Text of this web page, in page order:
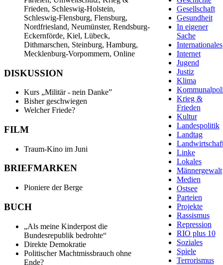
Frieden, Schleswig-Holstein,
Schleswig-Flensburg, Flensburg,
Nordfriesland, Neumünster, Rendsburg-
Eckernförde, Kiel, Lübeck,
Dithmarschen, Steinburg, Hamburg,
Mecklenburg-Vorpommern, Online
DISKUSSION
Kurs „Militär - nein Danke”
Bisher geschwiegen
Welcher Friede?
FILM
Traum-Kino im Juni
BRIEFMARKEN
Pioniere der Berge
BUCH
Als meine Kinderpost die
Bundesrepublik bedrohte
Direkte Demokratie
Politischer Machtmissbrauch ohne
Ende?
Gesellschaft
Gesundheit
In eigener
Sache
Internationales
Internet
Jugend
Justiz
Klima
Krieg &
Frieden
Kultur
Landespolitik
Landtag
Linke
Lokales
Männergewalt
Medien
Ostsee
Parteien
Projekte
Rassismus
Repression
RIO plus 10
Soziales
Spiele
Terrorismus